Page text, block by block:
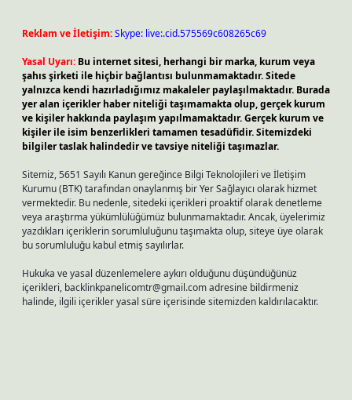
Reklam ve İletişim:Skype: live:.cid.575569c608265c69
Yasal Uyarı: Bu internet sitesi, herhangi bir marka, kurum veya
şahıs şirketi ile hiçbir bağlantısı bulunmamaktadır. Sitede
yalnızca kendi hazırladığımız makaleler paylaşılmaktadır. Burada
yer alan içerikler haber niteliği taşımamakta olup, gerçek kurum
ve kişiler hakkında paylaşım yapılmamaktadır. Gerçek kurum ve
kişiler ile isim benzerlikleri tamamen tesadüfidir. Sitemizdeki
bilgiler taslak halindedir ve tavsiye niteliği taşımazlar.
Sitemiz, 5651 Sayılı Kanun gereğince Bilgi Teknolojileri ve İletişim
Kurumu (BTK) tarafından onaylanmış bir Yer Sağlayıcı olarak hizmet
vermektedir. Bu nedenle, sitedeki içerikleri proaktif olarak denetleme
veya araştırma yükümlülüğümüz bulunmamaktadır. Ancak, üyelerimiz
yazdıkları içeriklerin sorumluluğunu taşımakta olup, siteye üye olarak
bu sorumluluğu kabul etmiş sayılırlar.
Hukuka ve yasal düzenlemelere aykırı olduğunu düşündüğünüz
içerikleri, backlinkpanelicomtr@gmail.comadresine bildirmeniz
halinde, ilgili içerikler yasal süre içerisinde sitemizden kaldırılacaktır.